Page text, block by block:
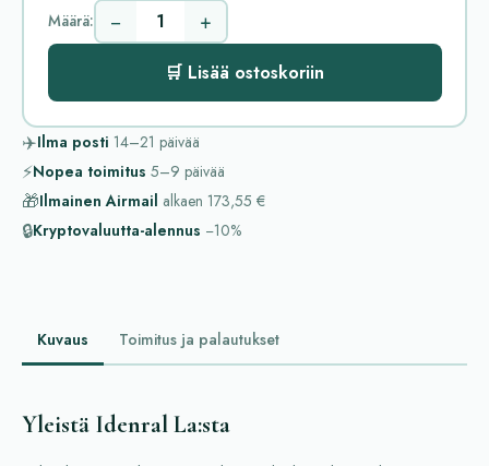
Määrä: − +
🛒 Lisää ostoskoriin
✈️Ilma posti 14–21 päivää
⚡Nopea toimitus 5–9 päivää
🎁Ilmainen Airmail alkaen 173,55 €
🔒Kryptovaluutta-alennus −10%
Kuvaus Toimitus ja palautukset
Yleistä Idenral La:sta